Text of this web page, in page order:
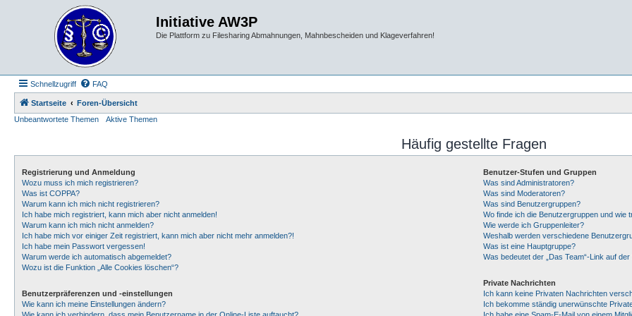
Initiative AW3P
Die Plattform zu Filesharing Abmahnungen, Mahnbescheiden und Klageverfahren!
Schnellzugriff FAQ
Startseite
Foren-Übersicht
Unbeantwortete Themen
Aktive Themen
Häufig gestellte Fragen
Registrierung und Anmeldung
Wozu muss ich mich registrieren?
Was ist COPPA?
Warum kann ich mich nicht registrieren?
Ich habe mich registriert, kann mich aber nicht anmelden!
Warum kann ich mich nicht anmelden?
Ich habe mich vor einiger Zeit registriert, kann mich aber nicht mehr anmelden?!
Ich habe mein Passwort vergessen!
Warum werde ich automatisch abgemeldet?
Wozu ist die Funktion „Alle Cookies löschen“?
Benutzerpräferenzen und -einstellungen
Wie kann ich meine Einstellungen ändern?
Benutzer-Stufen und Gruppen
Was sind Administratoren?
Was sind Moderatoren?
Was sind Benutzergruppen?
Wo finde ich die Benutzergruppen und wie
Wie werde ich Gruppenleiter?
Weshalb werden verschiedene
Was ist eine Hauptgruppe?
Was bedeutet der „Das Team“-Link auf
Private Nachrichten
Ich kann keine Privaten Nachrichten
Ich bekomme ständig unerwünschte